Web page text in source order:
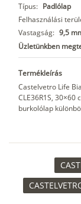
Típus: Padlólap
Felhasználási
Vastagság: 9,5
Üzletünkben
Termékleírás
Castelvetro Life
CLE36R1S,
burkolólap